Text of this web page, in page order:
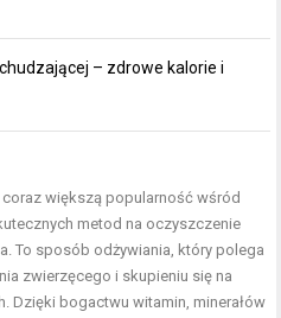
– zdrowe kalorie i
większą popularność wśród
metod na oczyszczenie
To sposób odżywiania, który polega
zwierzęcego i skupieniu się na
Dzięki bogactwu witamin, minerałów